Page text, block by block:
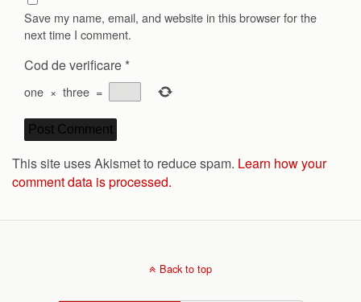
Save my name, email, and website in this browser for the
next time I comment.
Cod de verificare *
one × three =
This site uses Akismet to reduce spam. Learn how your
comment data is processed.
Back to top